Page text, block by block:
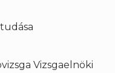
Vizsgaelnöki